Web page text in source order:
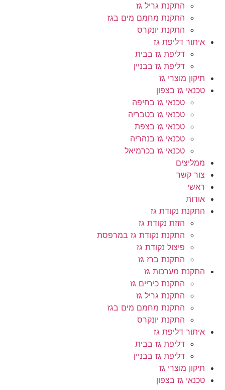
התקנת גריל גז
התקנת מחמם מים בגז
התקנת יונקרס
איתור דליפת גז
דליפת גז בבית
דליפת גז בבניין
תיקון מוצרי גז
טכנאי גז בצפון
טכנאי גז בחיפה
טכנאי גז בטבריה
טכנאי גז בצפת
טכנאי גז בנהריה
טכנאי גז בכרמיאל
ממליצים
צור קשר
ראשי
אודות
התקנת נקודת גז
הזזת נקודת גז
התקנת נקודת גז במרפסת
פיצול נקודת גז
התקנת ברז גז
התקנת מערכות גז
התקנת כיריים גז
התקנת גריל גז
התקנת מחמם מים בגז
התקנת יונקרס
איתור דליפת גז
דליפת גז בבית
דליפת גז בבניין
תיקון מוצרי גז
טכנאי גז בצפון